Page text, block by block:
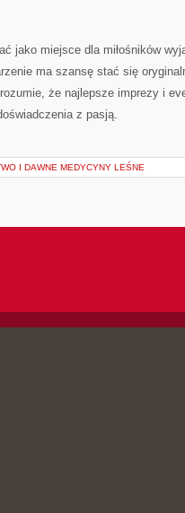
jako miejsce dla miłośników
ma szansę stać się
że najlepsze imprezy i
z pasją.
I DAWNE MEDYCYNY LEŚNE